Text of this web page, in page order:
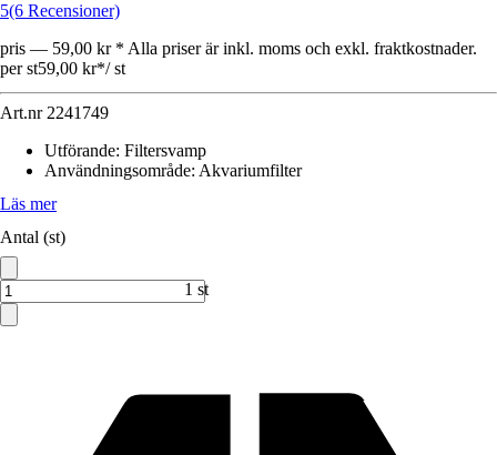
5(6 Recensioner)
pris — 59,00 kr * Alla priser är inkl. moms och exkl. fraktkostnader.
per st59,00 kr*/ st
Art.nr 2241749
Utförande: Filtersvamp
Användningsområde: Akvariumfilter
Läs mer
Antal (st)
1 st